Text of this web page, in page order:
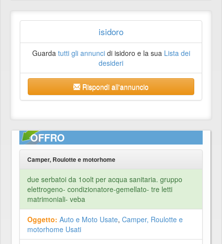
isidoro
Guarda tutti gli annuncidi isidoro e la sua Lista dei
desideri
Rispondi all'annuncio
OFFRO
Camper, Roulotte e motorhome
due serbatoi da 1oolt per acqua sanitaria. gruppo
elettrogeno- condizionatore-gemellato- tre letti
matrimoniali- veba
Oggetto: Auto e Moto Usate, Camper, Roulotte e
motorhome Usati